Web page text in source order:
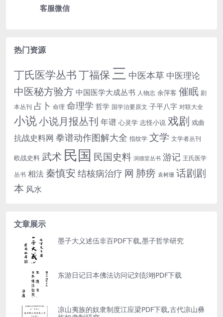
客服微信
热门资源
丁氏医学丛书丁福保 三 中医本草 中医理论
中医秘方验方 中国医学大成丛书 人物志 余萍客 催眠 剧
本丛刊 占卜 命理 命理学 哲学 国学治要原文 子平八字 对联大全
小说小说月报丛刊 年谱 心灵学 志怪小说 戏剧 戏曲
抗战史料网 拳谱动作图解大全 指纹学 文学 文学者丛刊
欧战史料 武术 民国 民国史料 润德堂丛书 游记 王氏医学
丛书 相法 秦慎安 结核病治疗 网 肺痨 袁树珊 话剧剧
本 风水
文章展示
墨子大义述伍非百PDF下载,墨子哲学研究
东游日记日本佛法访问记刘彭翊PDF下载
凉山夷族的奴隶制度江应梁PDF下载,古代凉山彝